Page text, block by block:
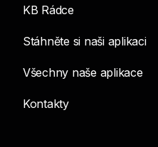
KB Rádce
Stáhněte si naši aplikaci
Všechny naše aplikace
Kontakty